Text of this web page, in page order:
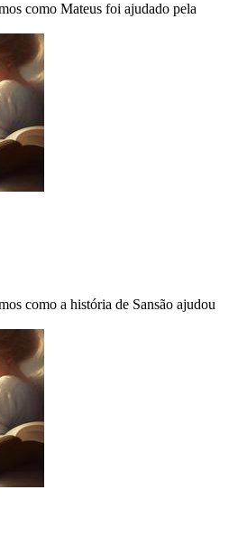
como Mateus foi ajudado pela
como a história de Sansão ajudou